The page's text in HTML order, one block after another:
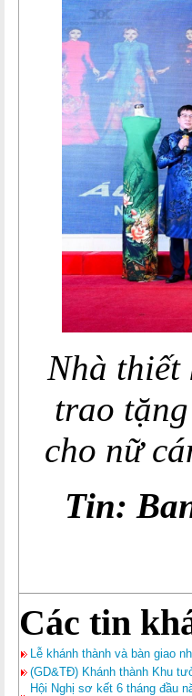
Nhà
trao
cho nữ
Tin:
Các tin
Lễ khánh thành và bàn giao
(GD&TĐ) Khánh thành Khu
Hội Nghị sơ kết 6 tháng đầu